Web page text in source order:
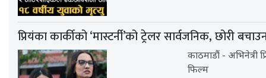
प्रियंका कार्कीको ‘मास्टर्नी’को ट्रेलर सार्वजनिक, छोरी
काठमाडौं - अभिनेत्री
फिल्म